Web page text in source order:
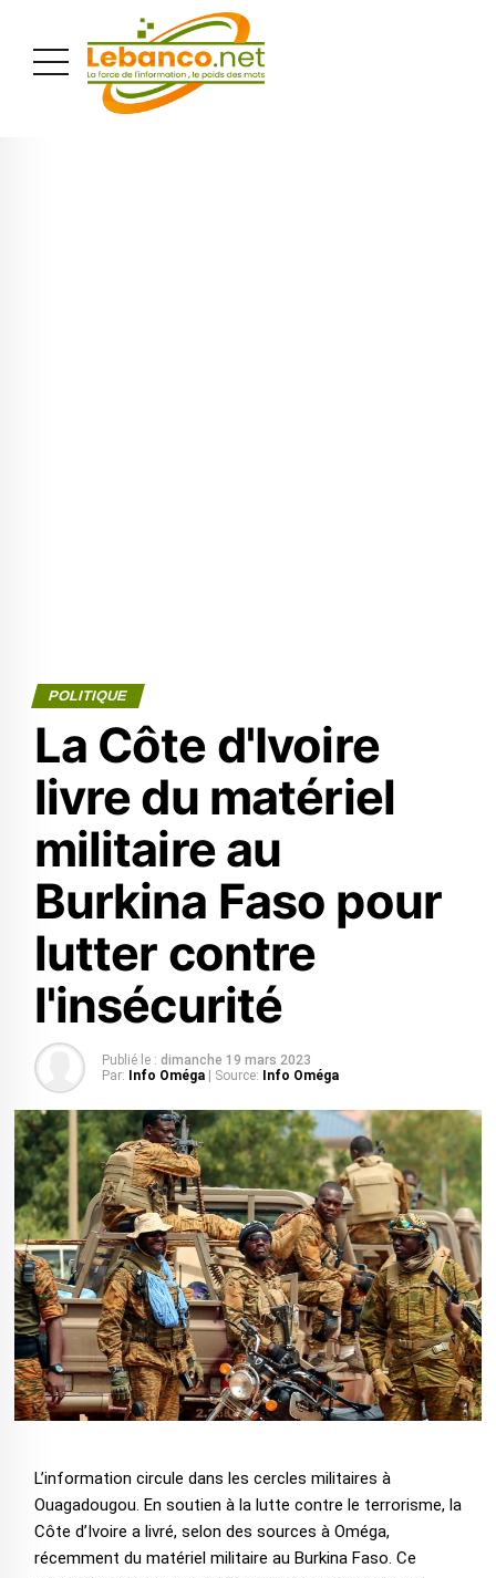
POLITIQUE
La Côte d'Ivoire
livre du matériel
militaire au
Burkina Faso pour
lutter contre
l'insécurité
Publié le : dimanche 19 mars 2023
Par:
Info Oméga | Source: Info Oméga
L’information circule dans les cercles militaires à
Ouagadougou. En soutien à la lutte contre le terrorisme, la
Côte d’Ivoire a livré, selon des sources à Oméga,
récemment du matériel militaire au Burkina Faso. Ce